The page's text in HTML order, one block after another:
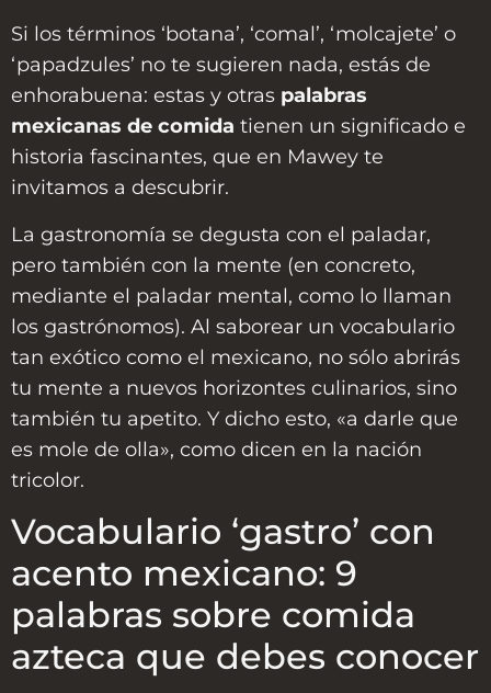
Si los términos ‘botana’, ‘comal’, ‘molcajete’ o
‘papadzules’ no te sugieren nada, estás de
enhorabuena: estas y otras palabras
mexicanas de comida tienen un significado e
historia fascinantes, que en Mawey te
invitamos a descubrir.
La gastronomía se degusta con el paladar,
pero también con la mente (en concreto,
mediante el paladar mental, como lo llaman
los gastrónomos). Al saborear un vocabulario
tan exótico como el mexicano, no sólo abrirás
tu mente a nuevos horizontes culinarios, sino
también tu apetito. Y dicho esto, «a darle que
es mole de olla», como dicen en la nación
tricolor.
Vocabulario ‘gastro’ con
acento mexicano: 9
palabras sobre comida
azteca que debes conocer